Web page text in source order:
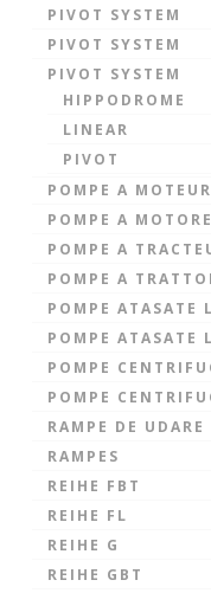
PIVOT SYSTEM
PIVOT SYSTEM
PIVOT SYSTEM
HIPPODROME
LINEAR
PIVOT
POMPE A MOTEUR
POMPE A MOTORE
POMPE A
POMPE A
POMPE ATASATE
POMPE ATASATE
POMPE
POMPE
RAMPE DE UDARE
RAMPES
REIHE FBT
REIHE FL
REIHE G
REIHE GBT